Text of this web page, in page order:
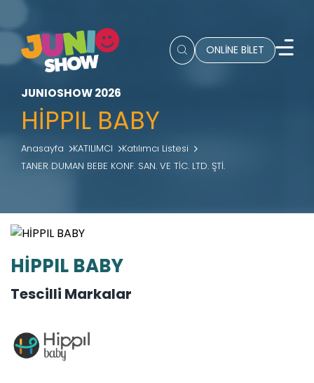
ONLİNE BİLET
JUNIOSHOW 2026
HİPPIL BABY
Anasayfa KATILIMCI
Katılımcı Listesi
TANER DUMAN BEBE KONF. SAN. VE TİC. LTD. ŞTİ.
HİPPIL BABY
Tescilli Markalar